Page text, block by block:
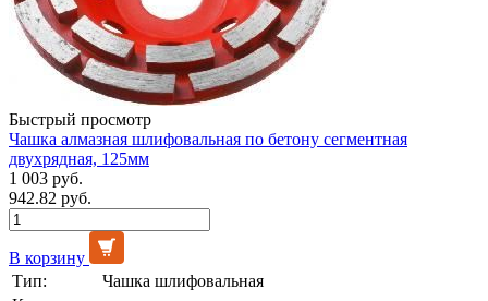
Быстрый просмотр
Чашка алмазная шлифовальная по бетону сегментная
двухрядная, 125мм
1 003 руб.
942.82 руб.
В корзину
Тип:
Чашка шлифовальная